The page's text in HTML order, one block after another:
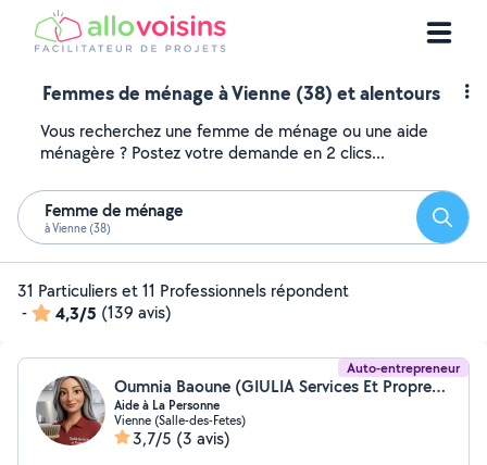
Femmes de ménage à Vienne (38) et alentours
Vous recherchez une femme de ménage ou une aide
ménagère ? Postez votre demande en 2 clics...
Femme de ménage
à Vienne (38)
31 Particuliers et 11 Professionnels répondent
-
4,3/5 (139 avis)
Auto-entrepreneur
Oumnia Baoune (GIULIA Services Et Propreté)
Aide à La Personne
Vienne (Salle-des-Fetes)
3,7/5 (3 avis)